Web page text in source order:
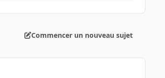
Commencer un nouveau sujet